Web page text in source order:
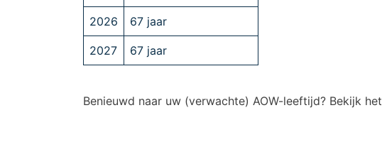
2026 67 jaar
2027 67 jaar
Benieuwd naar uw (verwachte) AOW-leeftijd? Bekijk het